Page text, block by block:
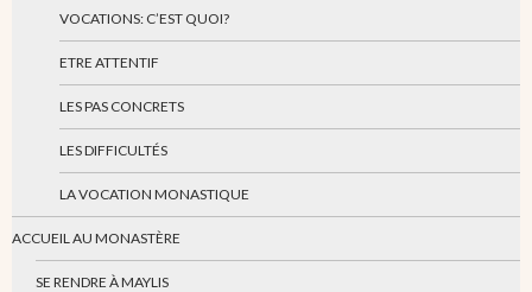
VOCATIONS: C’EST QUOI?
ETRE ATTENTIF
LES PAS CONCRETS
LES DIFFICULTÉS
LA VOCATION MONASTIQUE
ACCUEIL AU MONASTÈRE
SE RENDRE À MAYLIS